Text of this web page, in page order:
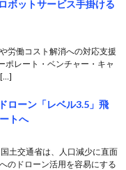
ボットサービス手掛ける
労働コスト解消への対応支援
ポレート・ベンチャー・キャ
ローン「レベル3.5」飛
トへ
土交通省は、人口減少に直面
のドローン活用を容易にする